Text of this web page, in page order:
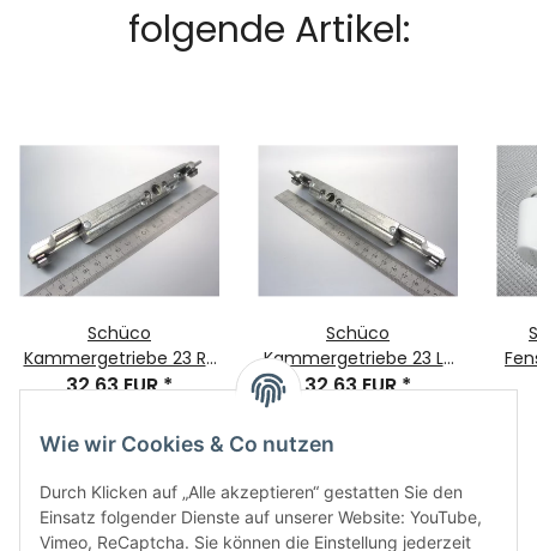
Wie wir Cookies & Co nutzen
Durch Klicken auf „Alle akzeptieren“ gestatten Sie den
Einsatz folgender Dienste auf unserer Website: YouTube,
Vimeo, ReCaptcha. Sie können die Einstellung jederzeit
folgende Artikel:
Schüco
Kammergetriebe 23 RS
A, Artikelnummer:
32,63 EUR*
Schüco
Kammergetriebe 23 LS
A, Artikelnummer:
243033/223285/275035
32,63 EUR*